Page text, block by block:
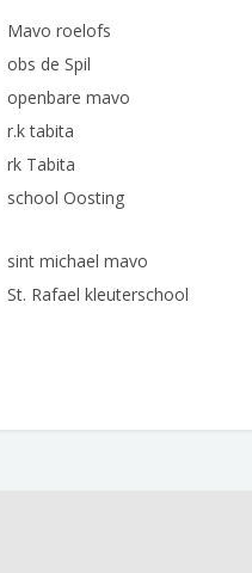
Mavo roelofs
obs de Spil
openbare mavo
r.k tabita
rk Tabita
school Oosting
sint michael mavo
St. Rafael kleuterschool